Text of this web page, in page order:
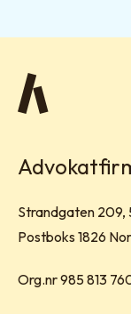
Besøksadresse:
Strandgaten
Postadresse:
Postboks 1826
Org.nr 985 813